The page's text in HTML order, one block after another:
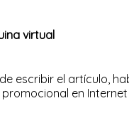
virtual
escribir el artículo,
en